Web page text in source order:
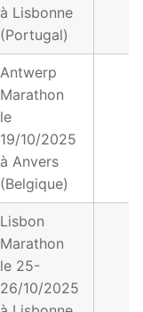
à Lisbonne
(Portugal)
Antwerp
Marathon
le
19/10/2025
à Anvers
(Belgique)
Lisbon
Marathon
le 25-
26/10/2025